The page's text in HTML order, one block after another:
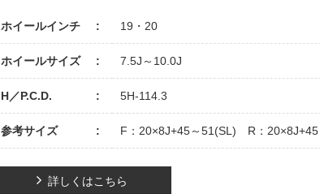
ホイールインチ 19・20
ホイールサイズ 7.5J～10.0J
H／P.C.D. 5H-114.3
参考サイズ F：20×8J+45～51(SL) R：20×8J+45
詳しくはこちら